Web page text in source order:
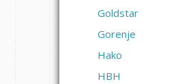
Goldstar
Gorenje
Hako
HBH